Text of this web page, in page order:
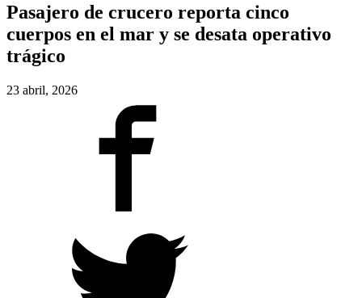
Pasajero de crucero reporta cinco
cuerpos en el mar y se desata operativo
trágico
23 abril, 2026